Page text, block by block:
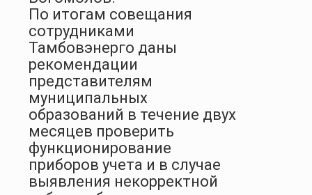
По итогам совещания
сотрудниками
Тамбовэнерго даны
рекомендации
представителям
муниципальных
образований в течение двух
месяцев проверить
функционирование
приборов учета и в случае
выявления некорректной